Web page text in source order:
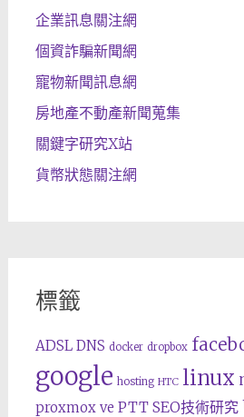
企業訊息關注網
個資詐騙新聞網
寵物新聞訊息網
房地產不動產新聞蒐集
關鍵字研究X站
貨幣狀態關注網
標籤
ADSL DNS docker dropbox
google hosting HTC linux
proxmox ve PTT SEO技術研究